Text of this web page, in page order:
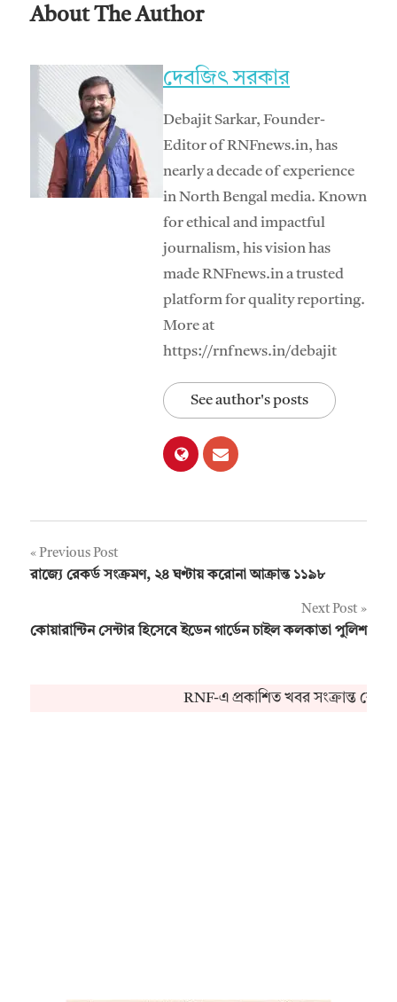
About The Author
দেবজিৎ সরকার
Debajit Sarkar, Founder-
Editor of RNFnews.in, has
nearly a decade of experience
in North Bengal media. Known
for ethical and impactful
journalism, his vision has
made RNFnews.in a trusted
platform for quality reporting.
More at
https://rnfnews.in/debajit
See author's posts
Post
Previous Post
রাজ্যে রেকর্ড সংক্রমণ, ২৪ ঘণ্টায় করোনা আক্রান্ত ১১৯৮
Next Post
কোয়ারান্টিন সেন্টার হিসেবে ইডেন গার্ডেন চাইল কলকাতা পুলিশ
RNF-এ প্রকাশিত খবর সংক্রান্ত